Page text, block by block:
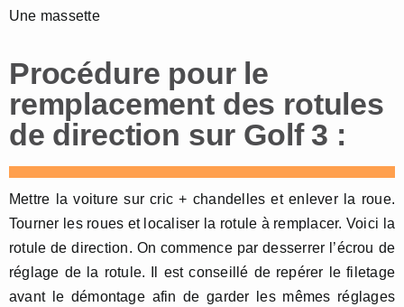
Une massette
Procédure pour le
remplacement des rotules
de direction sur Golf 3 :
Mettre la voiture sur cric + chandelles et enlever la roue.
Tourner les roues et localiser la rotule à remplacer. Voici la
rotule de direction. On commence par desserrer l’écrou de
réglage de la rotule. Il est conseillé de repérer le filetage
avant le démontage afin de garder les mêmes réglages